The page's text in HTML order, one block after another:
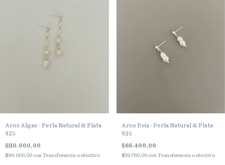
Aros Algae - Perla Natural & Plata
925
$110.000,00
$99.000,00 conTransferencia o efectivo
Aros Evia - Perla Natural & Plata
925
$66.400,00
$59.760,00 conTransferencia o efectivo